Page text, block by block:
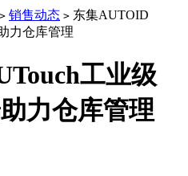
> 销售动态 > 东集AUTOID
力仓库管理
工业级
力仓库管理